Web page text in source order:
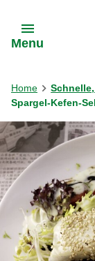
Menu
Home
Spargel-Kefen-